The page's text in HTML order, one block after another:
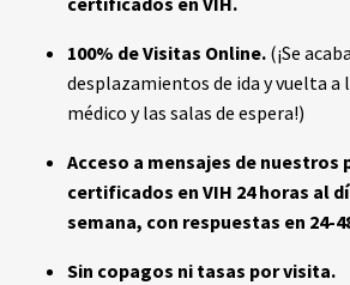
100% de Visitas Online. (¡Se
desplazamientos de ida y vuelta a
médico y las salas de espera!)
Acceso a mensajes de nuestros
certificados en VIH 24 horas al
semana, con respuestas en 24-
Sin copagos ni tasas por visita.